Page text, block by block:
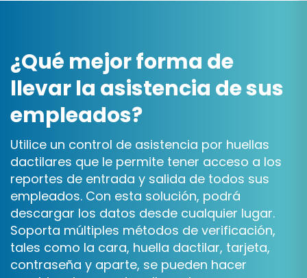
¿Qué mejor forma de
llevar la asistencia de sus
empleados?
Utilice un control de asistencia por huellas
dactilares que le permite tener acceso a los
reportes de entrada y salida de todos sus
empleados. Con esta solución, podrá
descargar los datos desde cualquier lugar.
Soporta múltiples métodos de verificación,
tales como la cara, huella dactilar, tarjeta,
contraseña y aparte, se pueden hacer